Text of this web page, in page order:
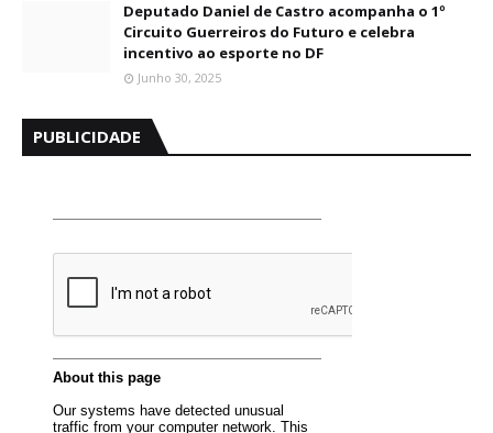
Deputado Daniel de Castro acompanha o 1º
Circuito Guerreiros do Futuro e celebra
incentivo ao esporte no DF
Junho 30, 2025
PUBLICIDADE